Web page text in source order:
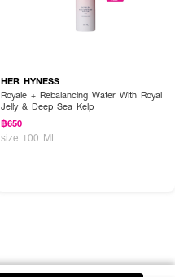
HER HYNESS
Royale + Rebalancing Water With Royal
Jelly & Deep Sea Kelp
฿650
size 100 ML